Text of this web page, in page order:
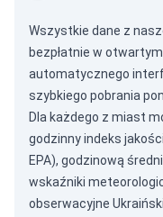
Wszystkie dane z
bezpłatnie w
automatycznego
szybkiego pobrania
Dla każdego z miast
godzinny indeks
EPA), godzinową
wskaźniki
obserwacyjne